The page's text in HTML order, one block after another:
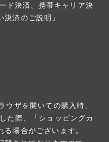
ド決済、携帯キャリア決
済のご説明」
ザを開いての購入時、
た際、「ショッピングカ
場合がございます。